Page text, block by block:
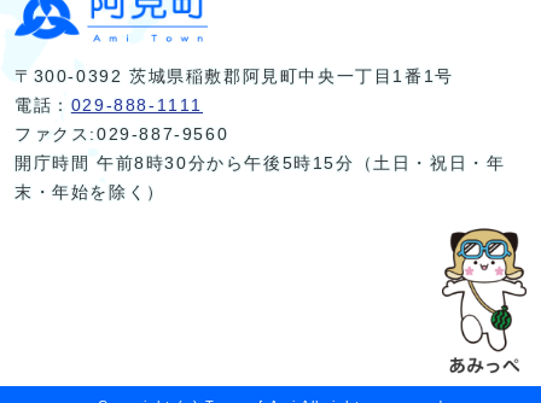
〒300-0392 茨城県稲敷郡阿見町中央一丁目1番1号
電話： 029-888-1111
ファクス:029-887-9560
開庁時間 午前8時30分から午後5時15分（土日・祝日・年
末・年始を除く）